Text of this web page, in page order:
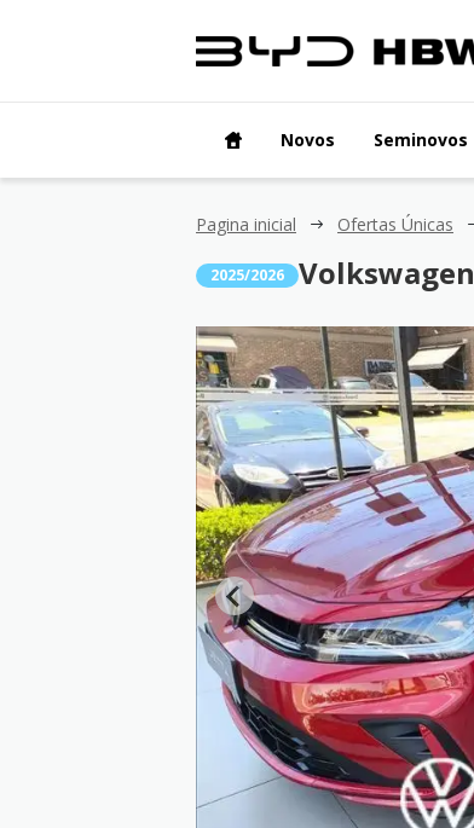
Novos Seminovos
Pagina inicial Ofertas Únicas
2025/2026 Volkswagen